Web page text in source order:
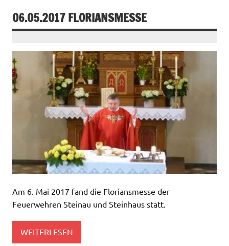
06.05.2017 FLORIANSMESSE
Am 6. Mai 2017 fand die Floriansmesse der
Feuerwehren Steinau und Steinhaus statt.
WEITERLESEN